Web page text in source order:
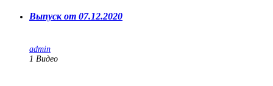
Выпуск от 07.12.2020
admin
1 Видео